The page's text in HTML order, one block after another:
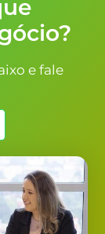
e fale